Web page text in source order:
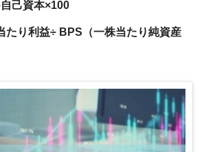
己資本×100
たり利益÷ BPS（一株当たり純資産